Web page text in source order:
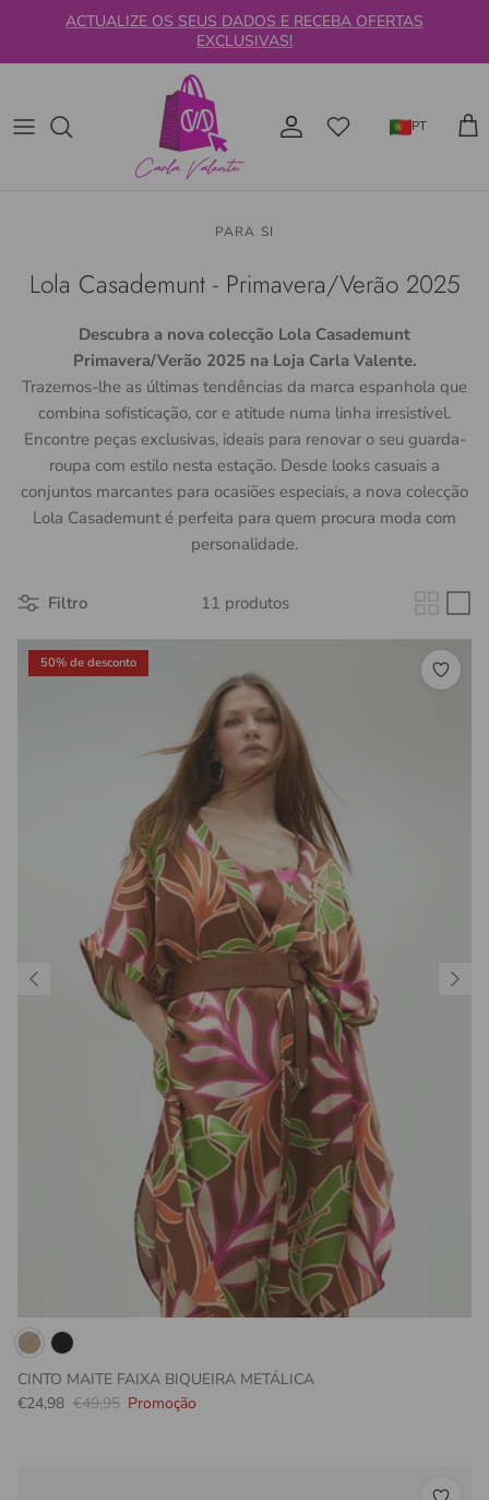
Ir para o conteúdoACTUALIZE OS SEUS DADOS E RECEBA OFERTAS
EXCLUSIVAS!
PT
PARA SI
Lola Casademunt - Primavera/Verão 2025
Descubra a nova colecção Lola Casademunt
Primavera/Verão 2025 na Loja Carla Valente.
Trazemos-lhe as últimas tendências da marca espanhola que
combina sofisticação, cor e atitude numa linha irresistível.
Encontre peças exclusivas, ideais para renovar o seu guarda-
roupa com estilo nesta estação. Desde looks casuais a
conjuntos marcantes para ocasiões especiais, a nova colecção
Lola Casademunt é perfeita para quem procura moda com
personalidade.
Filtro 11 produtos
50% de desconto
CINTO MAITE FAIXA BIQUEIRA METÁLICA
Preço promocional
€24,98 Preço normal
€49,95 Promoção